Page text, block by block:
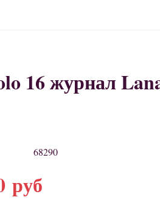
16 журнал
68290
руб